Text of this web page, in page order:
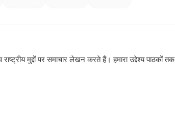
मुद्दों पर समाचार लेखन करते हैं। हमारा उद्देश्य पाठकों तक